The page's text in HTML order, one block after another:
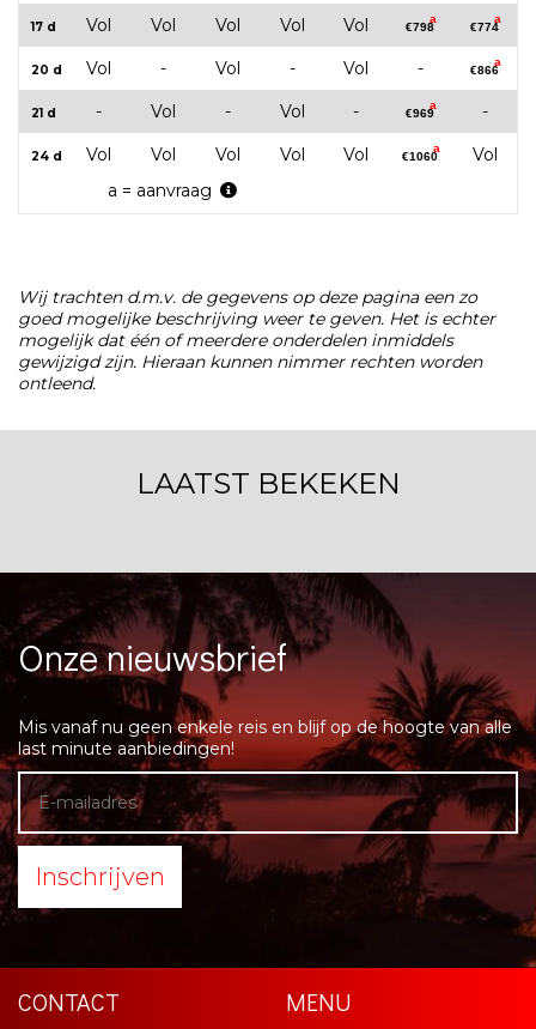
17 d Vol Vol Vol Vol Vol €798
a
€774
a
20 d Vol - Vol - Vol - €866
a
21 d - Vol - Vol - €969
a -
24 d Vol Vol Vol Vol Vol €1060
a
Vol
a = aanvraag
Wij trachten d.m.v. de gegevens op deze pagina een zo
goed mogelijke beschrijving weer te geven. Het is echter
mogelijk dat één of meerdere onderdelen inmiddels
gewijzigd zijn. Hieraan kunnen nimmer rechten worden
ontleend.
LAATST BEKEKEN
Onze nieuwsbrief
Mis vanaf nu geen enkele reis en blijf op de hoogte van alle
last minute aanbiedingen!
Inschrijven
CONTACT MENU